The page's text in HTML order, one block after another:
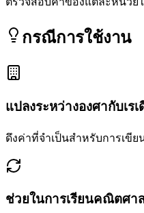
กรณีการใช้งาน
แปลงระหว่างองศากับเร
ดึงค่าที่จำเป็นสำหรับการเขี
ช่วยในการเรียนคณิตศา